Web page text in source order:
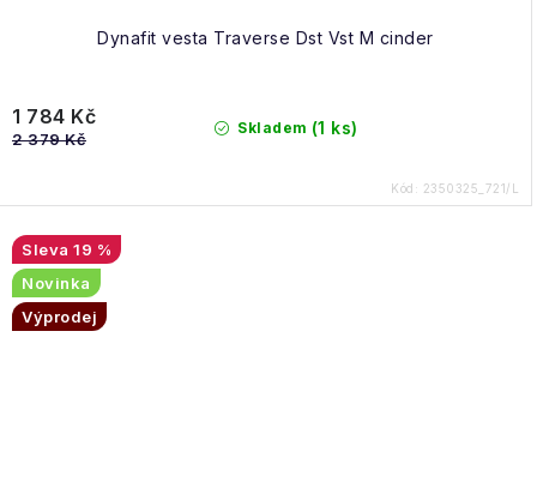
Dynafit vesta Traverse Dst Vst M cinder
Skladem (1 ks)
1 784 Kč
2 379 Kč
Kód: 2350325_721/L
19 %
Novinka
Výprodej